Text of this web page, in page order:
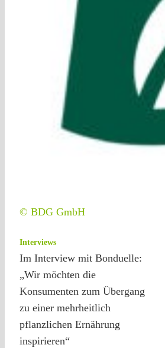
© BDG GmbH
Interviews
Im Interview mit Bonduelle:
„Wir möchten die
Konsumenten zum Übergang
zu einer mehrheitlich
pflanzlichen Ernährung
inspirieren“